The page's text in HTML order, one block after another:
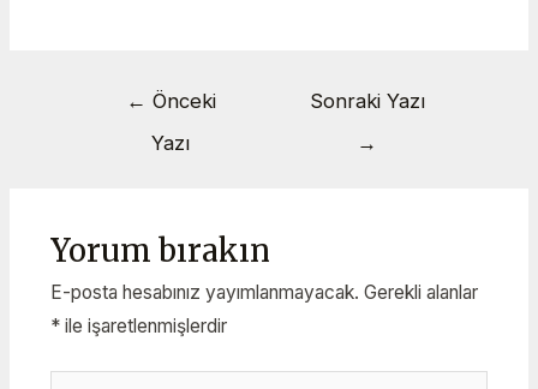
← Önceki
Yazı
Sonraki Yazı
→
Yorum bırakın
E-posta hesabınız yayımlanmayacak. Gerekli alanlar
*ile işaretlenmişlerdir